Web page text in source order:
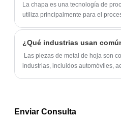
‌La chapa es una tecnología de
utiliza principalmente para el
Las piezas de metal de hoja son
industrias, incluidos automóviles,
Enviar Consulta